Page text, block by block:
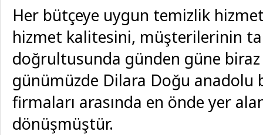
Her bütçeye uygun temizlik
hizmet kalitesini, müşterilerinin
doğrultusunda günden güne
günümüzde Dilara Doğu anadolu
firmaları arasında en önde yer
dönüşmüştür.